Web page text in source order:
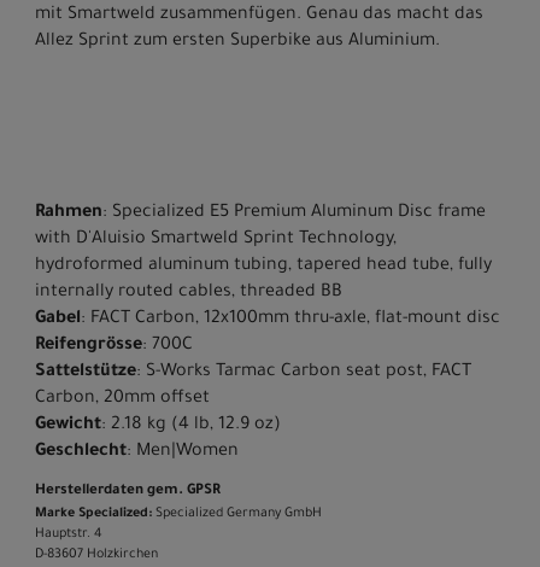
mit Smartweld zusammenfügen. Genau das macht das
Allez Sprint zum ersten Superbike aus Aluminium.
Rahmen: Specialized E5 Premium Aluminum Disc frame
with D'Aluisio Smartweld Sprint Technology,
hydroformed aluminum tubing, tapered head tube, fully
internally routed cables, threaded BB
Gabel: FACT Carbon, 12x100mm thru-axle, flat-mount disc
Reifengrösse: 700C
Sattelstütze: S-Works Tarmac Carbon seat post, FACT
Carbon, 20mm offset
Gewicht: 2.18 kg (4 lb, 12.9 oz)
Geschlecht: Men|Women
Herstellerdaten gem. GPSR
Marke Specialized: Specialized Germany GmbH
Hauptstr. 4
D-83607 Holzkirchen